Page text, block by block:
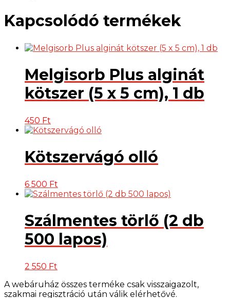
Kapcsolódó termékek
Melgisorb Plus alginát
kötszer (5 x 5 cm), 1 db
450 Ft
Kötszervágó olló
6 500 Ft
Szálmentes törlő (2 db
500 lapos)
2 550 Ft
A webáruház összes terméke csak visszaigazolt,
szakmai regisztráció után válik elérhetővé.